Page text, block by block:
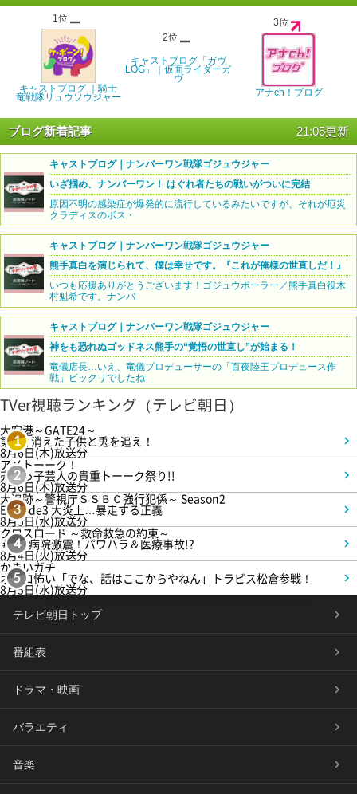
1位
キャストブログ ｜騎士
竜戦隊リュウソウジャー
2位
キャストブログ「ガヴ
LOG」｜仮面ライダーガ
ヴ
3位
アナch！ブログ
ブログ新着記事 21:05更新
キャストブログ｜ナンバーワン戦隊ゴジュウジャー
いざ掴め、ナンバーワン！ はぐれ者たちの戦いがついに完結
原因不明の感染症が爆発的に流行しているみたいですが、それが厄災
クラディスのボス・
キャストブログ｜ナンバーワン戦隊ゴジュウジャー
熊手真白を演じられて、僕は幸せです。『これが俺様の世直しだ！』
いつも応援ありがとうございます！ゴジュウポーラー／熊手真白役木
村魁希です。ナンバ
キャストブログ｜ナンバーワン戦隊ゴジュウジャー
神をも恐れぬゴッドネス熊手の“覚悟の世直し”が始まる！
竜儀店長…いえ、竜儀プロデューサーの「百夜陸王プロデュース作
戦」ビックリでしたね
TVer視聴ランキング（テレビ朝日）
1
大空港～GATE24～
第3話 消えた子供と兎を追え！
8月6日(木)放送分
2
アメトーーク！
売れっ子芸人の貴重トーーク祭り!!
8月6日(木)放送分
3
大追跡～警視庁ＳＳＢＣ強行犯係～ Season2
Episode3 大炎上…暴走する正義
8月5日(水)放送分
4
クロスロード ～救命救急の約束～
＃5 病院激震！パワハラ＆医療事故!?
8月4日(火)放送分
5
かまいガチ
オモロ怖い「でな、話はここからやねん」トラビス松倉参戦！
8月5日(水)放送分
テレビ朝日トップ
番組表
ドラマ・映画
バラエティ
音楽